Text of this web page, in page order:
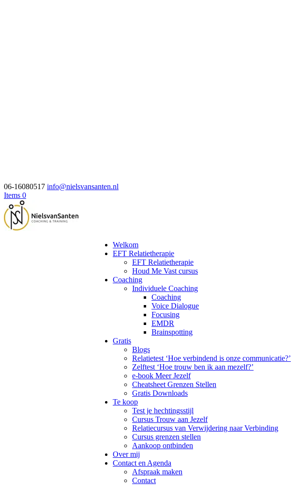
06-16080517 info@nielsvansanten.nl
Items 0
Welkom
EFT Relatietherapie
EFT Relatietherapie
Houd Me Vast cursus
Coaching
Individuele Coaching
Coaching
Voice Dialogue
Focusing
EMDR
Brainspotting
Gratis
Blogs
Relatietest ‘Hoe verbindend is onze communicatie?’
Zelftest ‘Hoe trouw ben ik aan mezelf?’
e-book Meer Jezelf
Cheatsheet Grenzen Stellen
Gratis Downloads
Te koop
Test je hechtingsstijl
Cursus Trouw aan Jezelf
Relatiecursus van Verwijdering naar Verbinding
Cursus grenzen stellen
Aankoop ontbinden
Over mij
Contact en Agenda
Afspraak maken
Contact